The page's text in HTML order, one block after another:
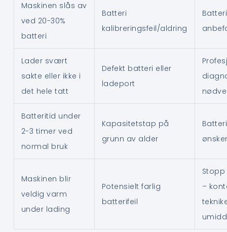
Maskinen slås av
ved 20-30%
batteri
Batteri
kalibreringsfeil/aldring
Lader svært
sakte eller ikke i
det hele tatt
Defekt batteri eller
ladeport
Batteritid under
2-3 timer ved
normal bruk
Kapasitetstap på
grunn av alder
Maskinen blir
veldig varm
under lading
Potensielt farlig
batterifeil
–